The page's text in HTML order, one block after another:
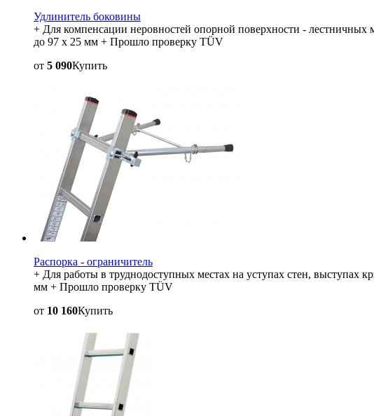
Удлинитель боковины
+ Для компенсации неровностей опорной поверхности - лестничных
до 97 x 25 мм + Прошло проверку TÜV
от 5 090Купить
Распорка - ограничитель
+ Для работы в труднодоступных местах на уступах стен,
мм + Прошло проверку TÜV
от 10 160Купить